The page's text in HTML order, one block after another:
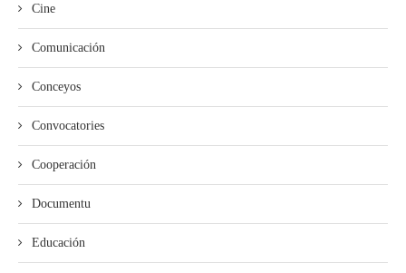
Cine
Comunicación
Conceyos
Convocatories
Cooperación
Documentu
Educación